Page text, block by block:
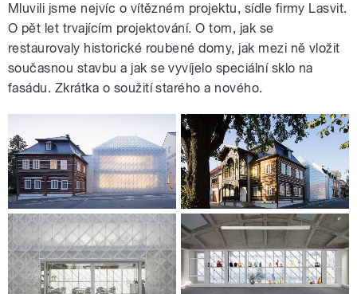
Mluvili jsme nejvíc o vítězném projektu, sídle firmy Lasvit.
O pět let trvajícím projektování. O tom, jak se
restaurovaly historické roubené domy, jak mezi ně vložit
současnou stavbu a jak se vyvíjelo speciální sklo na
fasádu. Zkrátka o soužití starého a nového.